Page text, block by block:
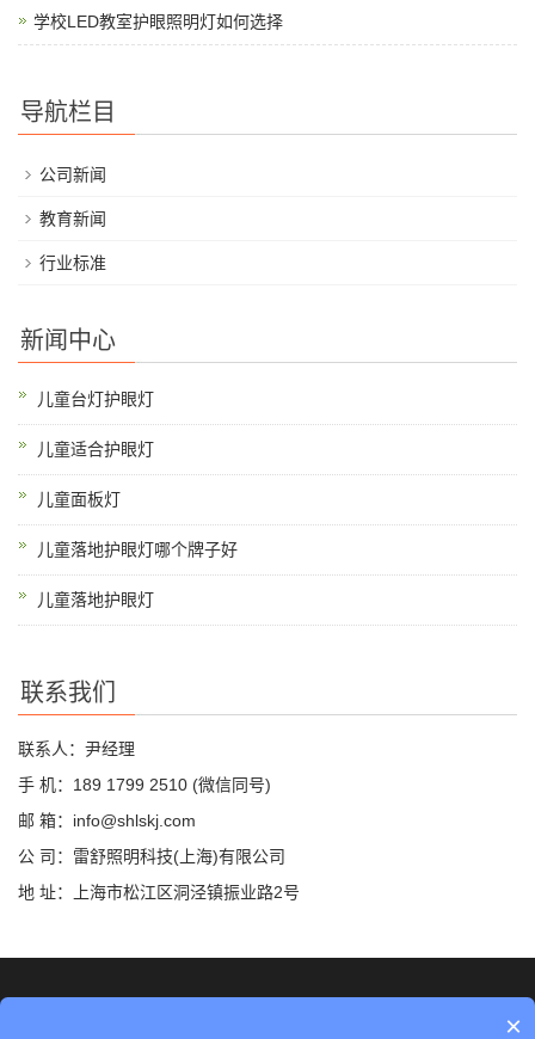
学校LED教室护眼照明灯如何选择
导航栏目
公司新闻
教育新闻
行业标准
新闻中心
儿童台灯护眼灯
儿童适合护眼灯
儿童面板灯
儿童落地护眼灯哪个牌子好
儿童落地护眼灯
联系我们
联系人：尹经理
手 机：189 1799 2510 (微信同号)
邮 箱：info@shlskj.com
公 司：雷舒照明科技(上海)有限公司
地 址：上海市松江区洞泾镇振业路2号
×